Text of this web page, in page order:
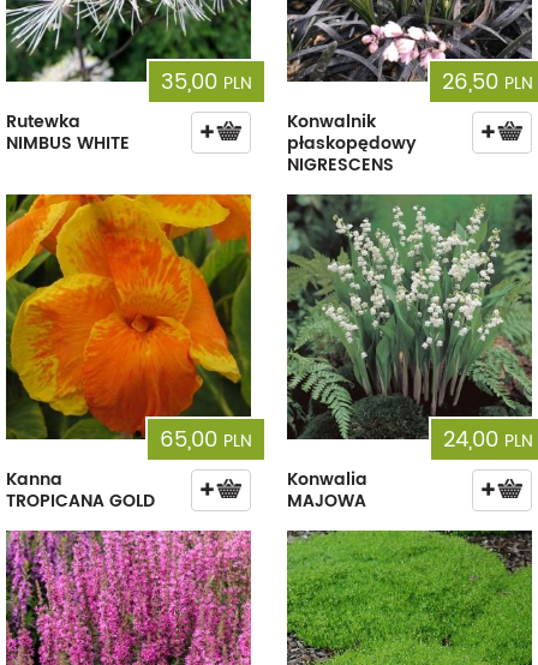
35,00 PLN
Rutewka
NIMBUS WHITE
26,50 PLN
Konwalnik
płaskopędowy
NIGRESCENS
65,00 PLN
Kanna
TROPICANA GOLD
24,00 PLN
Konwalia
MAJOWA